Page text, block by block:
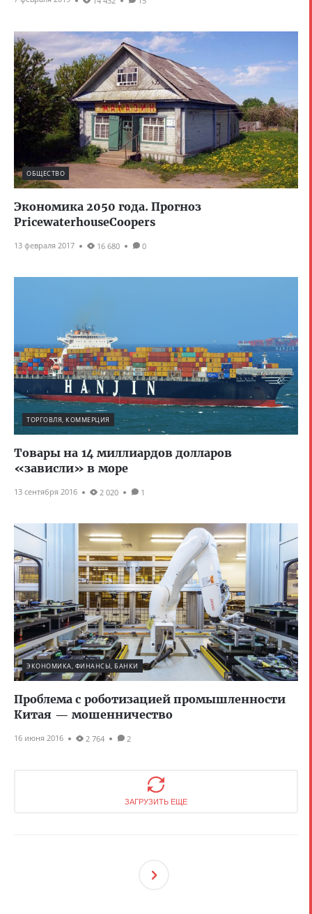
ОБЩЕСТВО
Экономика 2050 года. Прогноз
PricewaterhouseCoopers
13 февраля 2017 16 680 0
ТОРГОВЛЯ, КОММЕРЦИЯ
Товары на 14 миллиардов долларов
«зависли» в море
13 сентября 2016 2 020 1
ЭКОНОМИКА, ФИНАНСЫ, БАНКИ
Проблема с роботизацией промышленности
Китая — мошенничество
16 июня 2016 2 764 2
ЗАГРУЗИТЬ ЕЩЕ
Ующ